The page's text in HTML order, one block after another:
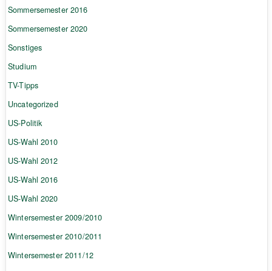
Sommersemester 2016
Sommersemester 2020
Sonstiges
Studium
TV-Tipps
Uncategorized
US-Politik
US-Wahl 2010
US-Wahl 2012
US-Wahl 2016
US-Wahl 2020
Wintersemester 2009/2010
Wintersemester 2010/2011
Wintersemester 2011/12